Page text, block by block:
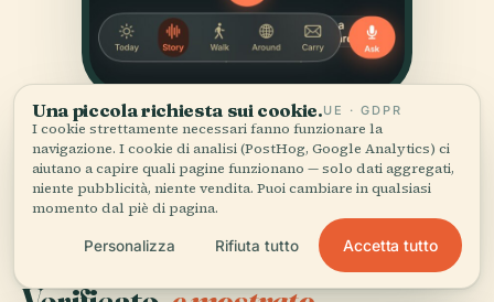
Una piccola richiesta sui cookie.UE · GDPR
I cookie strettamente necessari fanno funzionare la
navigazione. I cookie di analisi (PostHog, Google Analytics) ci
aiutano a capire quali pagine funzionano — solo dati aggregati,
niente pubblicità, niente vendita. Puoi cambiare in qualsiasi
momento dal piè di pagina.
Personalizza Rifiuta tutto Accetta tutto